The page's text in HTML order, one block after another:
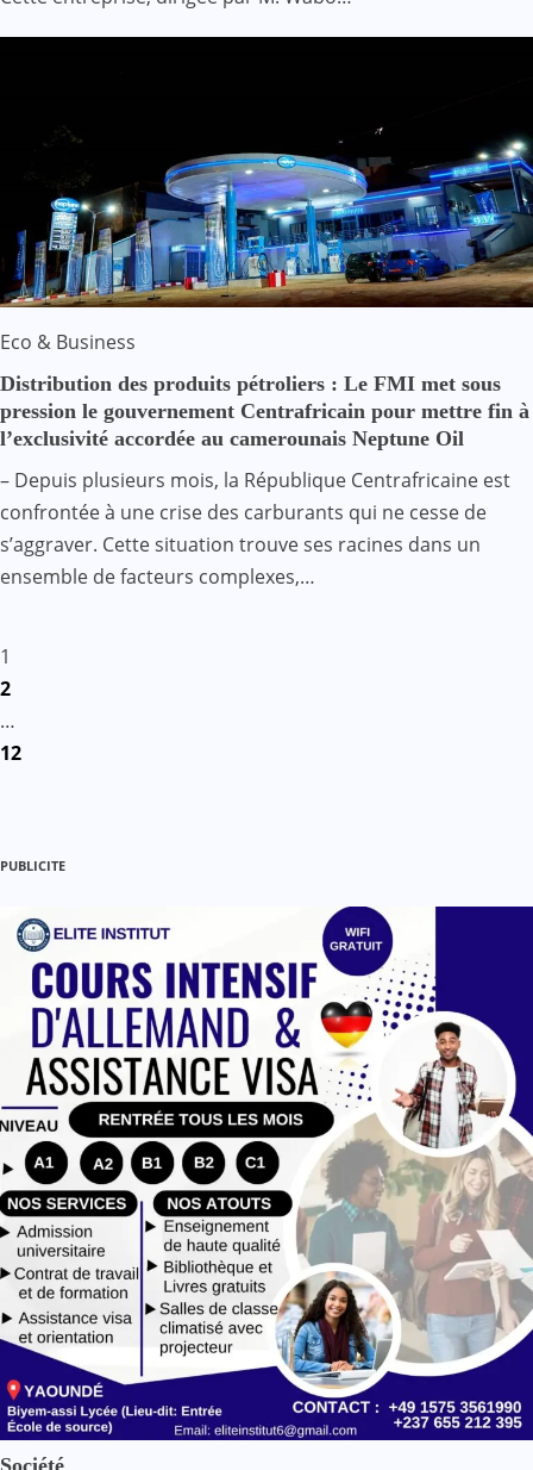
Eco & Business
Distribution des produits pétroliers : Le FMI met sous
pression le gouvernement Centrafricain pour mettre fin à
l’exclusivité accordée au camerounais Neptune Oil
– Depuis plusieurs mois, la République Centrafricaine est
confrontée à une crise des carburants qui ne cesse de
s’aggraver. Cette situation trouve ses racines dans un
ensemble de facteurs complexes,…
Pagination
des
publications
1
2
…
12
PUBLICITE